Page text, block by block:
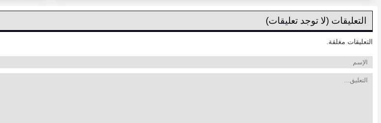
التعليقات (لا توجد تعليقات)
التعليقات مغلقة.